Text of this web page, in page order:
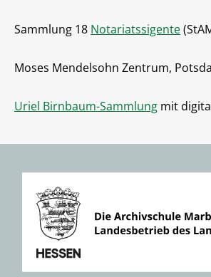
Sammlung 18 Notariatssigente
Moses Mendelsohn Zentrum,
Uriel Birnbaum-Sammlung mit